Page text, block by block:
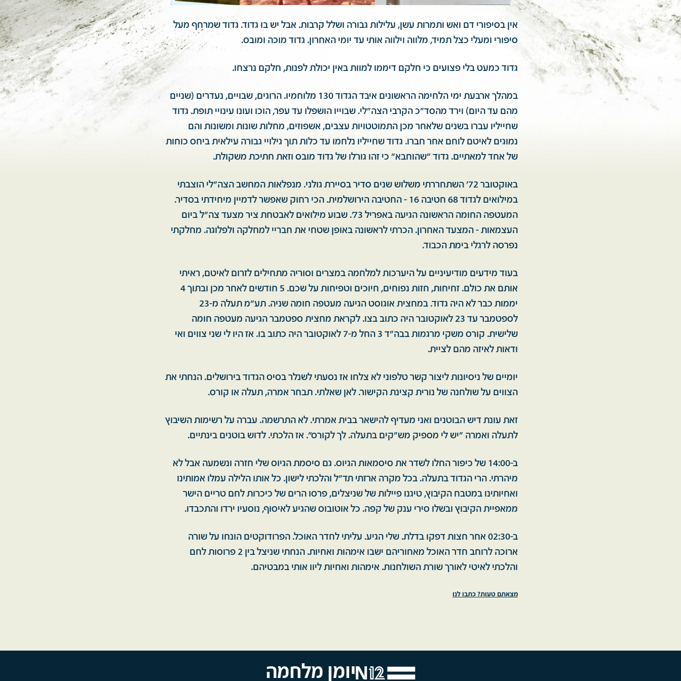
אין בסיפורי דם ואש ותמרות עשן, עלילות גבורה ושלל קרבות. אבל יש בו גדוד. גדוד שמרחף מעל
סיפורי ומעלי כצל תמיד, מלווה וילווה אותי עד יומי האחרון. גדוד מוכה ומובס.
גדוד כמעט בלי פצועים כי חלקם דיממו למוות באין יכולת לפנות, חלקם נרצחו.
במהלך ארבעת ימי הלחימה הראשונים איבד הגדוד 130 מלוחמיו. הרוגים, שבויים, נעדרים (שניים
מהם עד היום) וירד מהסד"כ הקרבי הצה"לי. שבוייו הושפלו עד עפר, הוכו ועונו עינויי תופת. גדוד
שחייליו עברו בשנים שלאחר מכן התמוטטויות עצבים, אשפוזים, מחלות שונות ומשונות והם
נמוגים לאיטם לוחם אחר חברו. גדוד שחייליו נלחמו עד כלות תוך גילויי גבורה עילאית ביחס כוחות
של אחד למאתיים. גדוד "שהוחבא" כי זהו גורלו של גדוד מובס וזאת חתיכת משקולת.
באוקטובר 72' השתחררתי משלוש שנים סדיר בסיירת גולני. מנפלאות המחשב הצה"לי הוצבתי
במילואים לגדוד 68 חטיבה 16 - החטיבה הירושלמית. הכי רחוק שאפשר לדמיין מיחידתי בסדיר.
המעטפה החומה הראשונה הגיעה באפריל 73'. שבוע מילואים לאבטחת ציר מצעד צה"ל ביום
העצמאות - המצעד האחרון. הכרתי לראשונה באופן שטחי את חבריי למחלקה ולפלוגה. מחלקתי
נפרסה לרגלי בימת הכבוד.
בעוד מידעים מודיעיניים על היערכות למלחמה במצרים וסוריה מתחילים לזרום לאיטם, ראיתי
אותם את כולם. זחיחות, חזות נפוחים, חיוכים וטפיחות על שכם. 5 חודשים לאחר מכן ובתוך 4
יממות כבר לא היה גדוד. במחצית אוגוסט הגיעה מעטפה חומה שניה. תע"מ תעלה מ-23
לספטמבר עד 23 לאוקטובר היה כתוב בצו. לקראת מחצית ספטמבר הגיעה מעטפה חומה
שלישית. קורס משקי מרגמות בבה"ד 3 החל מ-7 לאוקטובר היה כתוב בו. אז היו לי שני צווים ואי
ודאות לאיזה מהם לציית.
יומיים של ניסיונות ליצור קשר טלפוני לא צלחו אז נסעתי לשנלר בסיס הגדוד בירושלים. הנחתי את
הצווים על שולחנה של נורית קצינת הקישור. לאן שאלתי. תבחר אמרה, תעלה או קורס.
זאת עונת דיש הבוטנים ואני מעדיף להישאר בבית אמרתי. לא התרשמה. עברה על רשימות השיבוץ
לתעלה ואמרה "יש לי מספיק מש"קים בתעלה. לך לקורס". אז הלכתי. לדוש בוטנים בינתיים.
ב-14:00 של כיפור החלו לשדר את סיסמאות הגיוס. גם סיסמת הגיוס שלי חזרה ונשמעה אבל לא
מיהרתי. הרי הגדוד בתעלה. בכל מקרה ארזתי תד"ל והלכתי לישון. כל אותו הלילה עמלו אמותינו
ואחיותינו במטבח הקיבוץ, טיגנו פיילות של שניצלים, פרסו הרים של כיכרות לחם טריים הישר
ממאפיית הקיבוץ ובשלו סירי ענק של קפה. כל אוטובוס שהגיע לאיסוף, נוסעיו ירדו והתכבדו.
ב-02:30 אחר חצות דפקו בדלת. שלי הגיע. עליתי לחדר האוכל. הפרודוקטים הונחו על שורה
ארוכה לרוחב חדר האוכל מאחוריהם ישבו אימהות ואחיות. הנחתי שניצל בין 2 פרוסות לחם
והלכתי לאיטי לאורך שורת השולחנות. אימהות ואחיות ליוו אותי במבטיהם.
מצאתם טעות? כתבו לנו
יומן מלחמה